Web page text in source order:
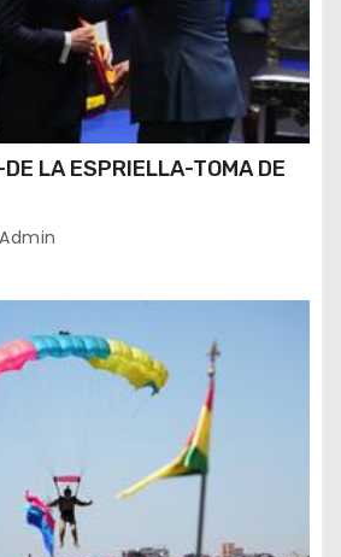
LA ESPRIELLA-TOMA DE
Admin